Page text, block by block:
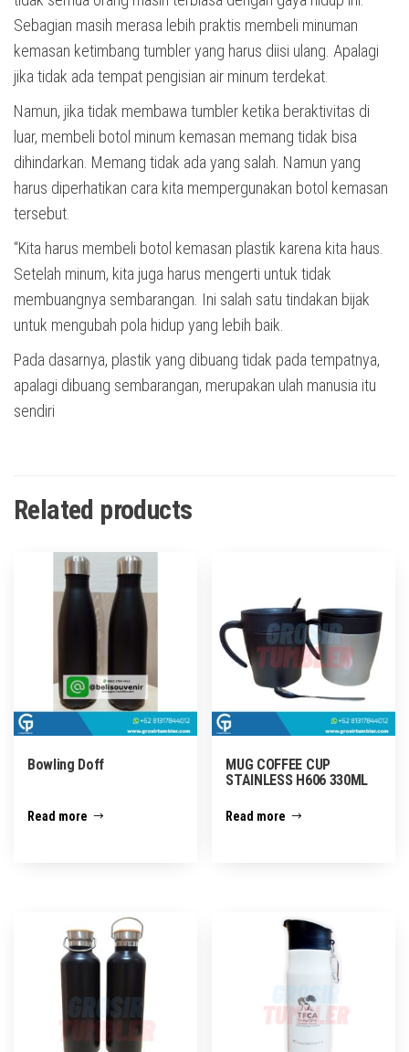
Sebagian masih merasa lebih praktis membeli minuman
kemasan ketimbang tumbler yang harus diisi ulang. Apalagi
jika tidak ada tempat pengisian air minum terdekat.
Namun, jika tidak membawa tumbler ketika beraktivitas di
luar, membeli botol minum kemasan memang tidak bisa
dihindarkan. Memang tidak ada yang salah. Namun yang
harus diperhatikan cara kita mempergunakan botol kemasan
tersebut.
“Kita harus membeli botol kemasan plastik karena kita haus.
Setelah minum, kita juga harus mengerti untuk tidak
membuangnya sembarangan. Ini salah satu tindakan bijak
untuk mengubah pola hidup yang lebih baik.
Pada dasarnya, plastik yang dibuang tidak pada tempatnya,
apalagi dibuang sembarangan, merupakan ulah manusia itu
sendiri
Related products
Bowling Doff
Read more
MUG COFFEE CUP
STAINLESS H606 330ML
Read more